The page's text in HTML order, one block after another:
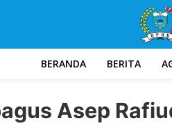
BERANDA BERITA
Asep